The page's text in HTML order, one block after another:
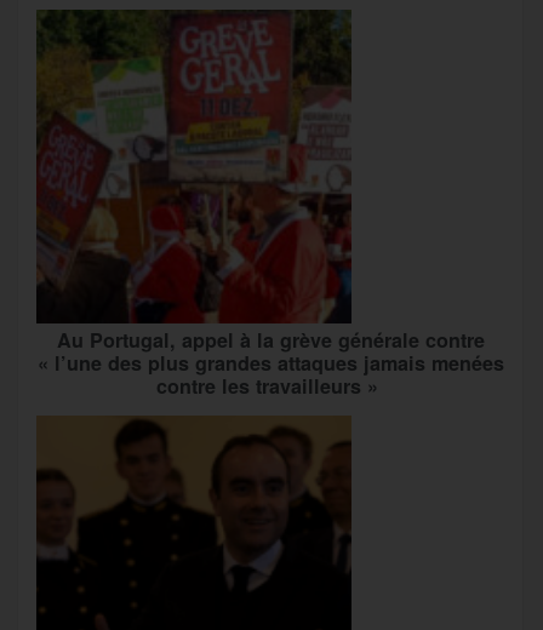
Au Portugal, appel à la grève générale contre
« l’une des plus grandes attaques jamais menées
contre les travailleurs »